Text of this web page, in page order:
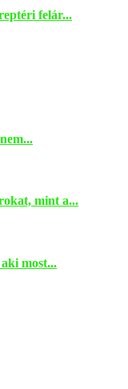
felár...
mint a...
most...